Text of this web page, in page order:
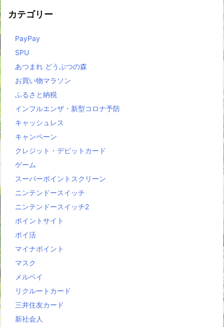
カテゴリー
PayPay
SPU
あつまれ どうぶつの森
お買い物マラソン
ふるさと納税
インフルエンザ・新型コロナ予防
キャッシュレス
キャンペーン
クレジット・デビットカード
ゲーム
スーパーポイントスクリーン
ニンテンドースイッチ
ニンテンドースイッチ2
ポイントサイト
ポイ活
マイナポイント
マスク
メルペイ
リクルートカード
三井住友カード
新社会人